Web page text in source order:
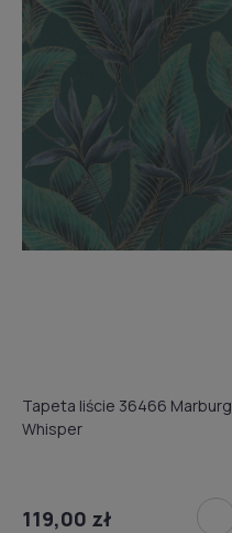
Tapeta liście 36466 Marburg
Whisper
119,00 zł